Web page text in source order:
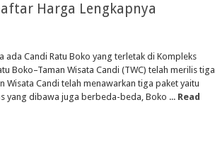
Harga Lengkapnya
Candi Ratu Boko yang terletak di Kompleks
Boko–Taman Wisata Candi (TWC) telah merilis tiga
Candi telah menawarkan tiga paket yaitu
yang dibawa juga berbeda-beda, Boko ... Read